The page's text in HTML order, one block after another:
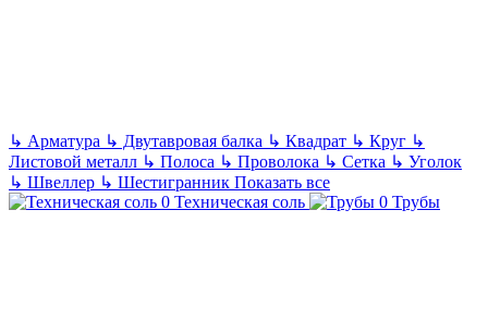
↳ Арматура ↳ Двутавровая балка ↳ Квадрат ↳ Круг ↳
Листовой металл ↳ Полоса ↳ Проволока ↳ Сетка ↳ Уголок
↳ Швеллер ↳ Шестигранник Показать все
Техническая соль
Трубы